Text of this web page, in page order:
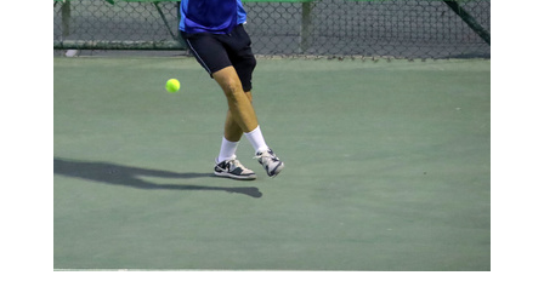
ΗΡΑΚΛΕΙΟ